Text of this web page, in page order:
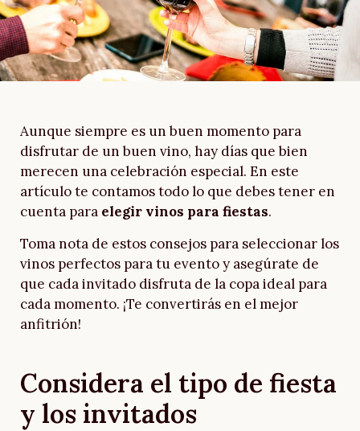
Aunque siempre es un buen momento para
disfrutar de un buen vino, hay días que bien
merecen una celebración especial. En este
artículo te contamos todo lo que debes tener en
cuenta para elegir vinos para fiestas.
Toma nota de estos consejos para seleccionar los
vinos perfectos para tu evento y asegúrate de
que cada invitado disfruta de la copa ideal para
cada momento. ¡Te convertirás en el mejor
anfitrión!
Considera el tipo de fiesta
y los invitados